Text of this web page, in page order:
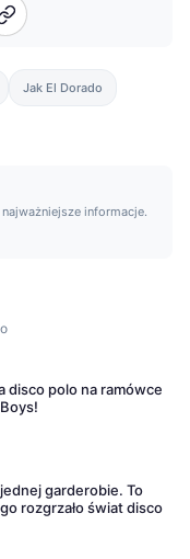
Jak El Dorado
informacje.
disco polo na ramówce
garderobie. To
rozgrzało świat disco